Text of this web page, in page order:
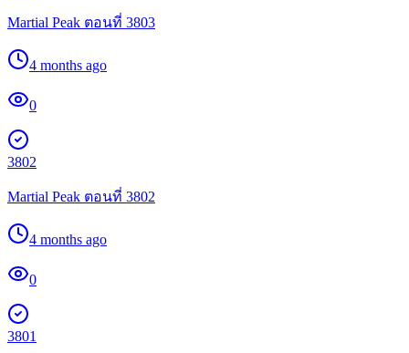
Martial Peak ตอนที่ 3803
4 months ago
0
3802
Martial Peak ตอนที่ 3802
4 months ago
0
3801